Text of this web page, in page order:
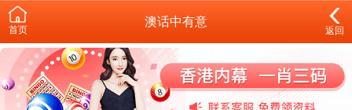
首页
澳话中有意
返回